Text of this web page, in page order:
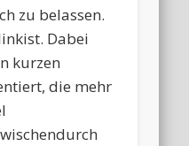
zu belassen.
Dabei
kurzen
die mehr